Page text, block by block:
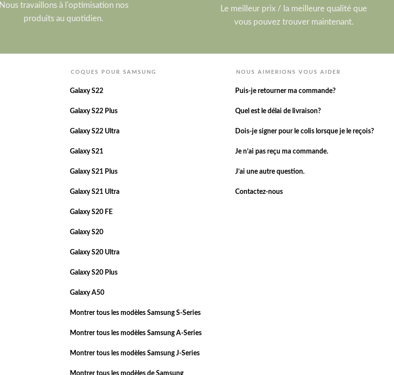
Nous travaillons à l'optimisation nos
produits au quotidien.
Le meilleur prix / la meilleure qualité que
vous pouvez trouver maintenant.
COQUES POUR SAMSUNG
Galaxy S22
Galaxy S22 Plus
Galaxy S22 Ultra
Galaxy S21
Galaxy S21 Plus
Galaxy S21 Ultra
Galaxy S20 FE
Galaxy S20
Galaxy S20 Ultra
Galaxy S20 Plus
Galaxy A50
Montrer tous les modèles Samsung S-Series
Montrer tous les modèles Samsung A-Series
Montrer tous les modèles Samsung J-Series
NOUS AIMERIONS VOUS AIDER
Puis-je retourner ma commande?
Quel est le délai de livraison?
Dois-je signer pour le colis lorsque je le reçois?
Je n’ai pas reçu ma commande.
J’ai une autre question.
Contactez-nous